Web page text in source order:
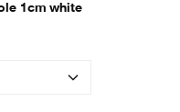
1cm white